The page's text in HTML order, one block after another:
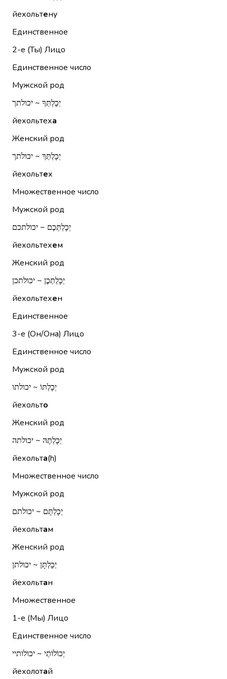
йехольтену
Единственное
2-е (Ты) Лицо
Единственное число
Мужской род
יְכָלְתְּךָ ~ יכולתך
йехольтеха
Женский род
יְכָלְתֵּךְ ~ יכולתך
йехольтех
Множественное число
Мужской род
יְכָלְתְּכֶם ~ יכולתכם
йехольтехем
Женский род
יְכָלְתְּכֶן ~ יכולתכן
йехольтехен
Единственное
3-е (Он/Она) Лицо
Единственное число
Мужской род
יְכָלְתּוֹ ~ יכולתו
йехольто
Женский род
יְכָלְתָּהּ ~ יכולתה
йехольта(h)
Множественное число
Мужской род
יְכָלְתָּם ~ יכולתם
йехольтам
Женский род
יְכָלְתָּן ~ יכולתן
йехольтан
Множественное
1-е (Мы) Лицо
Единственное число
יְכוֹלוֹתַי ~ יכולותיי
йехолотай